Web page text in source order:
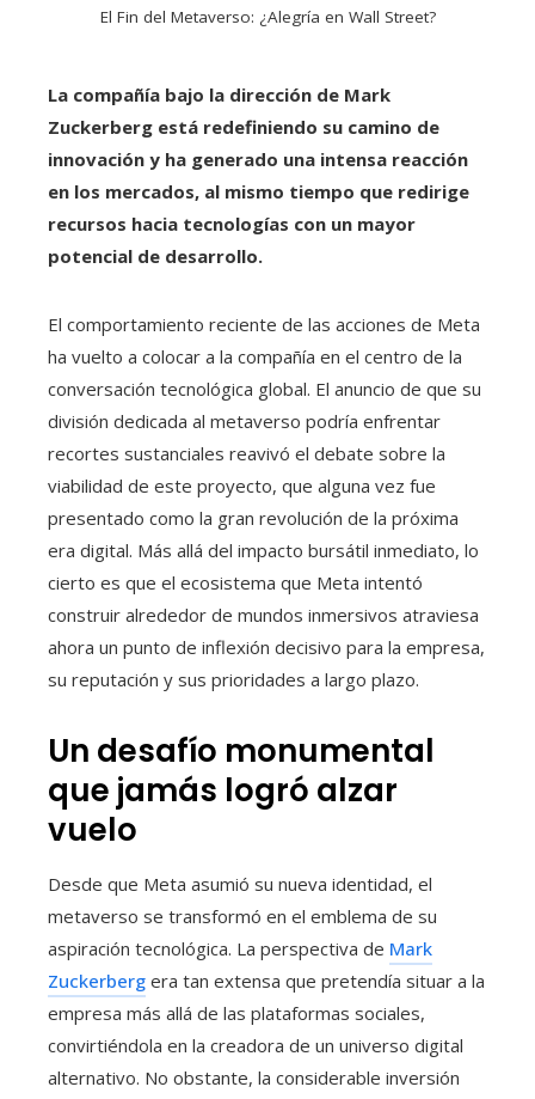
El Fin del Metaverso: ¿Alegría en Wall Street?
La compañía bajo la dirección de Mark
Zuckerberg está redefiniendo su camino de
innovación y ha generado una intensa reacción
en los mercados, al mismo tiempo que redirige
recursos hacia tecnologías con un mayor
potencial de desarrollo.
El comportamiento reciente de las acciones de Meta
ha vuelto a colocar a la compañía en el centro de la
conversación tecnológica global. El anuncio de que su
división dedicada al metaverso podría enfrentar
recortes sustanciales reavivó el debate sobre la
viabilidad de este proyecto, que alguna vez fue
presentado como la gran revolución de la próxima
era digital. Más allá del impacto bursátil inmediato, lo
cierto es que el ecosistema que Meta intentó
construir alrededor de mundos inmersivos atraviesa
ahora un punto de inflexión decisivo para la empresa,
su reputación y sus prioridades a largo plazo.
Un desafío monumental
que jamás logró alzar
vuelo
Desde que Meta asumió su nueva identidad, el
metaverso se transformó en el emblema de su
aspiración tecnológica. La perspectiva de Mark
Zuckerberg era tan extensa que pretendía situar a la
empresa más allá de las plataformas sociales,
convirtiéndola en la creadora de un universo digital
alternativo. No obstante, la considerable inversión